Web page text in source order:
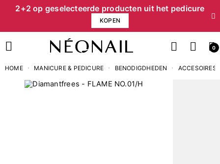
2+2 op geselecteerde producten uit het pedicure
KOPEN
0
HOME MANICURE & PEDICURE BENODIGDHEDEN ACCESOIRES